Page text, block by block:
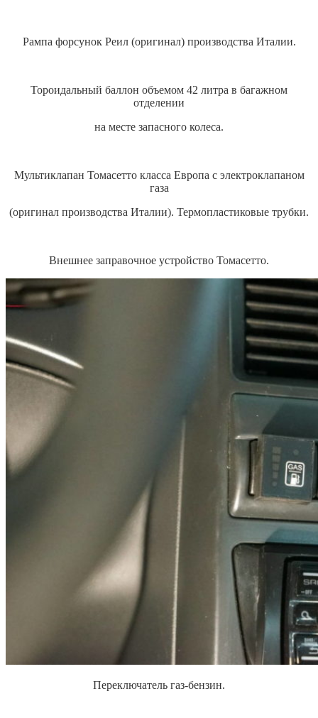
Рампа форсунок Реил (оригинал) производства Италии.
Тороидальный баллон объемом 42 литра в багажном
отделении
на месте запасного колеса.
Мультиклапан Томасетто класса Европа с электроклапаном
газа
(оригинал производства Италии). Термопластиковые трубки.
Внешнее заправочное устройство Томасетто.
Переключатель газ-бензин.